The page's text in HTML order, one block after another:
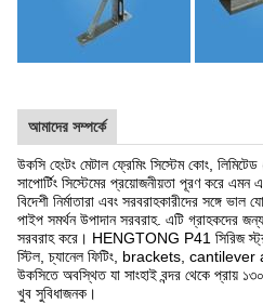
আমাদের সম্পর্কে
উকসি হেংটং মেটাল ফ্রেমিং সিস্টেম কোং,
সাপোর্টিং সিস্টেমের প্রয়োজনীয়তা পূরণ করে এমন
বিদেশী নির্মাতারা এবং সরবরাহকারীদের সঙ্গে
পাইপ সমর্থন উপাদান সরবরাহ. এটি গ্রাহকদের
সরবরাহ করে। HENGTONG P41 সিরিজ
স্টিল, চ্যানেল ফিটিং, brackets, cantilever
উকসিতে অবস্থিত যা সাংহাই বন্দর থেকে প্রায়
খুব সুবিধাজনক।